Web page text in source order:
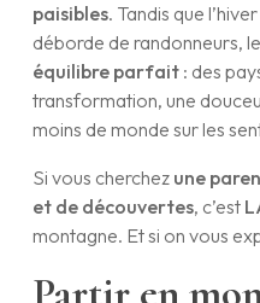
paisibles. Tandis que
déborde de randonneurs,
équilibre parfait: des
transformation, une
moins de monde sur les
Si vous cherchez une
et de découvertes, c’est
montagne. Et si on vous